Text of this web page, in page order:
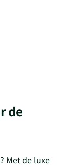
de
Met de luxe